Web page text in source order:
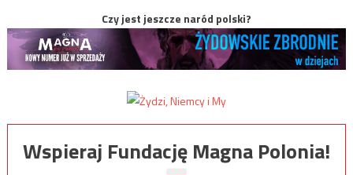
Czy jest jeszcze naród polski?
Wspieraj Fundację Magna Polonia!